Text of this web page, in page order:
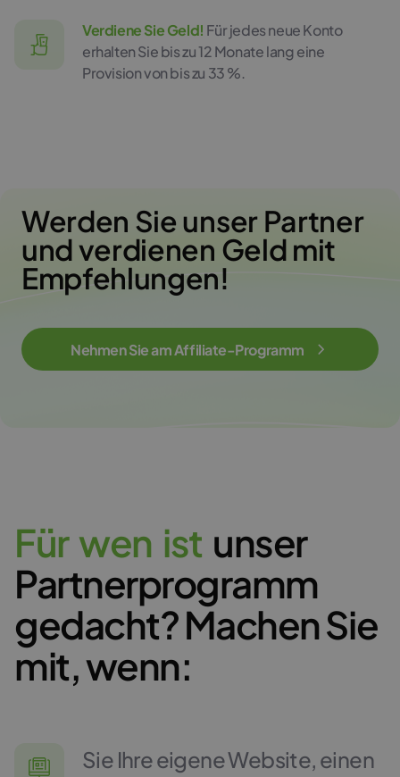
Verdiene Sie Geld! Für jedes neue Konto
erhalten Sie bis zu 12 Monate lang eine
Provision von bis zu 33 %.
Werden Sie unser Partner
und verdienen Geld mit
Empfehlungen!
Nehmen Sie am Affiliate-Programm
Für wen ist unser
Partnerprogramm
gedacht? Machen Sie
mit, wenn:
Sie Ihre eigene Website, einen